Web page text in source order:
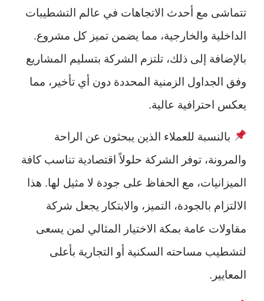
تتماشى مع أحدث الاتجاهات في عالم التشطيبات
الداخلية والخارجية، مما يضمن تميز كل مشروع.
بالإضافة إلى ذلك، تلتزم الشركة بتسليم المشاريع
وفق الجداول الزمنية المحددة دون أي تأخير، مما
يعكس احترافية عالية.
بالنسبة للعملاء الذين يبحثون عن الراحة
والمرونة، توفر الشركة حلولاً اقتصادية تناسب كافة
الميزانيات، مع الحفاظ على جودة لا مثيل لها. هذا
الالتزام بالجودة، التميز، والابتكار يجعل شركة
مقاولات عامة بمكة الاختيار المثالي لمن يسعى
لتشطيب مساحته السكنية أو التجارية بأعلى
المعايير.